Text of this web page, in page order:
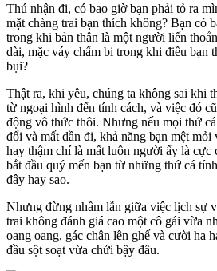
Thú nhận đi, có bao giờ bạn phải tỏ ra
mặt chàng trai bạn thích không? Bạn có
trong khi bản thân là một người liến
dài, mặc váy chấm bi trong khi điều bạn
bụi?
Thật ra, khi yêu, chúng ta không sai khi
từ ngoại hình đến tính cách, và việc đó
động vô thức thôi. Nhưng nếu mọi thứ
đổi và mất dần đi, khả năng bạn mệt
hay thậm chí là mất luôn người ấy là cực
bắt đầu quý mến bạn từ những thứ cá
đây hay sao.
Nhưng đừng nhầm lẫn giữa việc lịch sự
trai không đánh giá cao một cô gái vừa
oang oang, gác chân lên ghế và cười ha
đầu sột soạt vừa chửi bậy đâu.